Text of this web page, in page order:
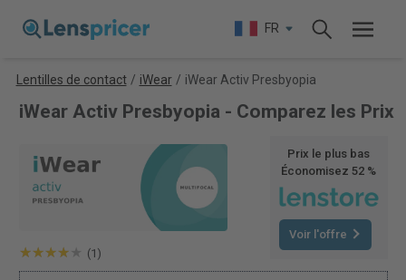
FR
Lentilles de contact / iWear / iWear Activ Presbyopia
iWear Activ Presbyopia - Comparez les Prix
(1)
Prix le plus bas
Économisez 52 %
Voir l'offre